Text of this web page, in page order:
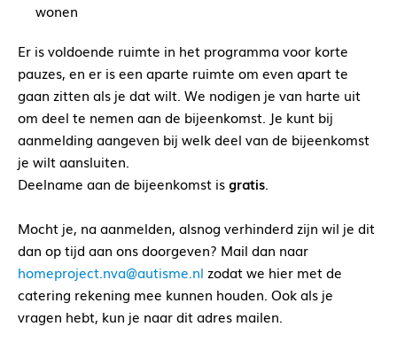
wonen
Er is voldoende ruimte in het programma voor korte
pauzes, en er is een aparte ruimte om even apart te
gaan zitten als je dat wilt. We nodigen je van harte uit
om deel te nemen aan de bijeenkomst. Je kunt bij
aanmelding aangeven bij welk deel van de bijeenkomst
je wilt aansluiten.
Deelname aan de bijeenkomst isgratis.
Mocht je, na aanmelden, alsnog verhinderd zijn wil je dit
dan op tijd aan ons doorgeven? Mail dan naar
homeproject.nva@autisme.nl zodat we hier met de
catering rekening mee kunnen houden. Ook als je
vragen hebt, kun je naar dit adres mailen.